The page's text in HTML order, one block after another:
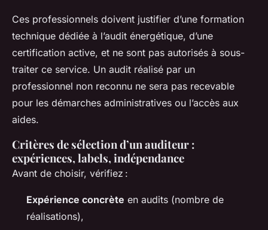
Ces professionnels doivent justifier d’une formation
technique dédiée à l’audit énergétique, d’une
certification active, et ne sont pas autorisés à sous-
traiter ce service. Un audit réalisé par un
professionnel non reconnu ne sera pas recevable
pour les démarches administratives ou l’accès aux
aides.
Critères de sélection d’un auditeur :
expériences, labels, indépendance
Avant de choisir, vérifiez :
Expérience concrète en audits (nombre de
réalisations),